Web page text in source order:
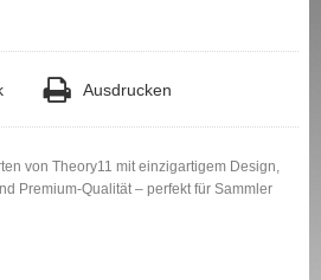
Ausdrucken
von Theory11 mit einzigartigem Design,
Premium-Qualität – perfekt für Sammler